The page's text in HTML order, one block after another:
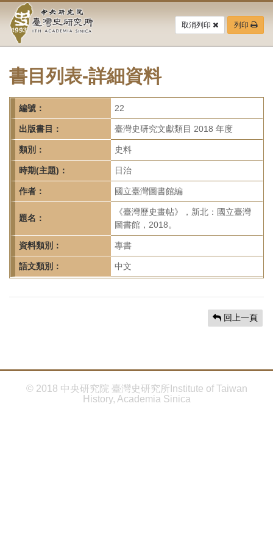
要
中
央
研
究
院-
臺
灣
史
研
究
所-
首
頁
取消列印 列印
書目列表-詳細資料
編號： 22
出版書目： 臺灣史研究文獻類目 2018 年度
類別： 史料
時期(主題)： 日治
作者： 國立臺灣圖書館編
題名：
《臺灣歷史畫帖》，新北：國立臺灣
圖書館，2018。
資料類別： 專書
語文類別： 中文
回上一頁
© 2018 中央研究院 臺灣史研究所Institute of Taiwan
History, Academia Sinica